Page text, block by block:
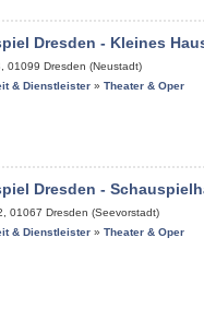
Dresden - Kleines
01099 Dresden (Neustadt)
& Dienstleister » Theater & Oper
Dresden -
01067 Dresden (Seevorstadt)
& Dienstleister » Theater & Oper